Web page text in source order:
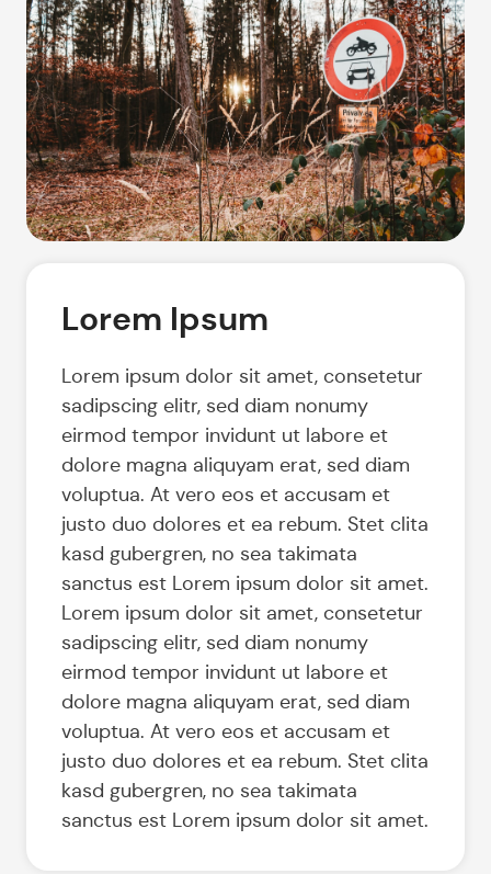
Lorem Ipsum
Lorem ipsum dolor sit amet, consetetur
sadipscing elitr, sed diam nonumy
eirmod tempor invidunt ut labore et
dolore magna aliquyam erat, sed diam
voluptua. At vero eos et accusam et
justo duo dolores et ea rebum. Stet clita
kasd gubergren, no sea takimata
sanctus est Lorem ipsum dolor sit amet.
Lorem ipsum dolor sit amet, consetetur
sadipscing elitr, sed diam nonumy
eirmod tempor invidunt ut labore et
dolore magna aliquyam erat, sed diam
voluptua. At vero eos et accusam et
justo duo dolores et ea rebum. Stet clita
kasd gubergren, no sea takimata
sanctus est Lorem ipsum dolor sit amet.